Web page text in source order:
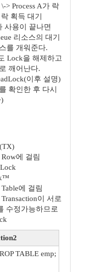
> Process A가 락
획득 대기
사용이 끝나면
리소스의 대기
를 개워준다.
Lock을 해제하고
깨어난다.
이후 설명)
확인한 후 다시
에 걸림
에 걸림
이 서로
수정가능하므로
TABLE emp;